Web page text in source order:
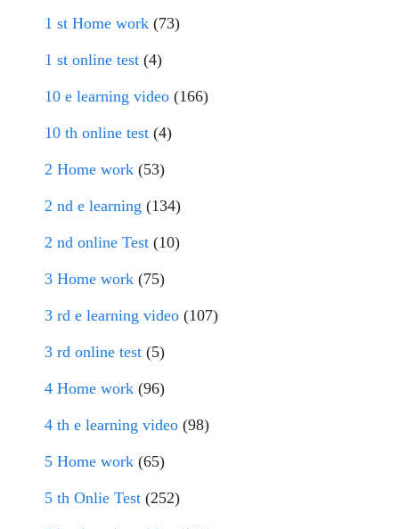
1 st Home work (73)
1 st online test (4)
10 e learning video (166)
10 th online test (4)
2 Home work (53)
2 nd e learning (134)
2 nd online Test (10)
3 Home work (75)
3 rd e learning video (107)
3 rd online test (5)
4 Home work (96)
4 th e learning video (98)
5 Home work (65)
5 th Onlie Test (252)